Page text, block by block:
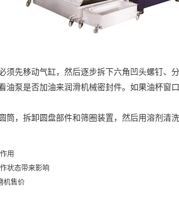
先移动气缸，然后逐步拆下六角凹头螺钉、
油泵是否加油来润滑机械密封件。如果油杯窗
，拆卸圆盘部件和筛圈装置，然后用溶剂清
用
状态带来影响
机售价